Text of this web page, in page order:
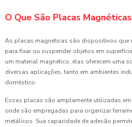
O Que São Placas
As placas magnéticas são dispositivos que
para fixar ou suspender objetos em
um material magnético, elas oferecem uma
diversas aplicações, tanto em ambientes
doméstico.
Essas placas são amplamente utilizadas
onde são empregadas para organizar
metálicos. Sua capacidade de adesão